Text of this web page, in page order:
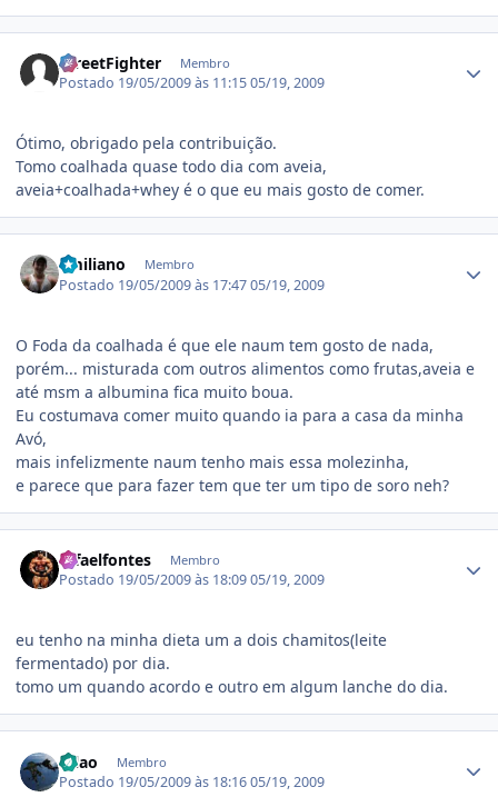
StreetFighter Membro
Postado 19/05/2009 às 11:1505/19, 2009
Ótimo, obrigado pela contribuição.
Tomo coalhada quase todo dia com aveia,
aveia+coalhada+whey é o que eu mais gosto de comer.
Emiliano Membro
Postado 19/05/2009 às 17:4705/19, 2009
O Foda da coalhada é que ele naum tem gosto de nada,
porém... misturada com outros alimentos como frutas,aveia e
até msm a albumina fica muito boua.
Eu costumava comer muito quando ia para a casa da minha
Avó,
mais infelizmente naum tenho mais essa molezinha,
e parece que para fazer tem que ter um tipo de soro neh?
rafaelfontes Membro
Postado 19/05/2009 às 18:0905/19, 2009
eu tenho na minha dieta um a dois chamitos(leite
fermentado) por dia.
tomo um quando acordo e outro em algum lanche do dia.
erlao Membro
Postado 19/05/2009 às 18:1605/19, 2009